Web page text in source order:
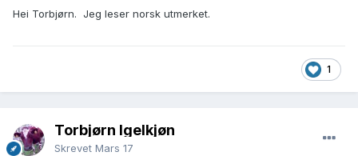
Hei Torbjørn. Jeg leser norsk utmerket.
1
Torbjørn Igelkjøn
Skrevet Mars 17